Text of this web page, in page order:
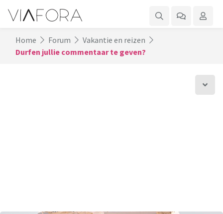
Home Forum
Vakantie en reizen
Durfen jullie commentaar te geven?